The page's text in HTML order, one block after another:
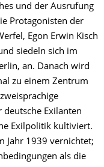
und der Ausrufung
Protagonisten der
Egon Erwin Kisch
siedeln sich im
an. Danach wird
zu einem Zentrum
deutsche Exilanten
Exilpolitik kultiviert.
Jahr 1939 vernichtet;
als die